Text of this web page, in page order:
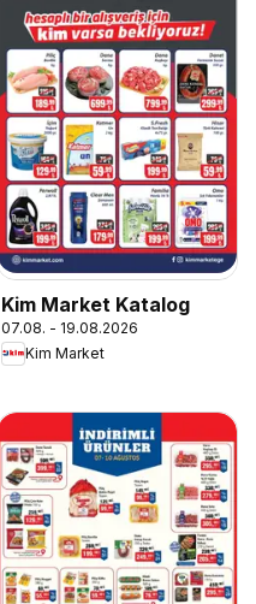
Kim Market Katalog
07.08. - 19.08.2026
Kim Market